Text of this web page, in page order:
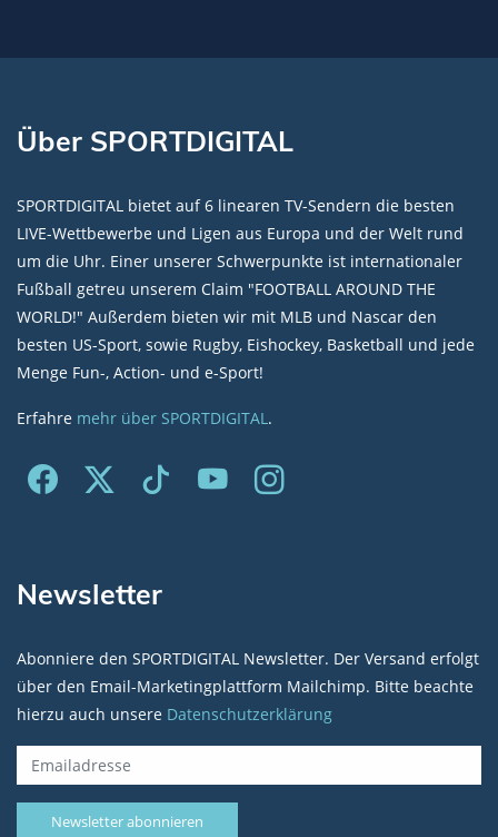
Über SPORTDIGITAL
SPORTDIGITAL bietet auf 6 linearen TV-Sendern die besten
LIVE-Wettbewerbe und Ligen aus Europa und der Welt rund
um die Uhr. Einer unserer Schwerpunkte ist internationaler
Fußball getreu unserem Claim "FOOTBALL AROUND THE
WORLD!" Außerdem bieten wir mit MLB und Nascar den
besten US-Sport, sowie Rugby, Eishockey, Basketball und jede
Menge Fun-, Action- und e-Sport!
Erfahre mehr über SPORTDIGITAL.
Newsletter
Abonniere den SPORTDIGITAL Newsletter. Der Versand erfolgt
über den Email-Marketingplattform Mailchimp. Bitte beachte
hierzu auch unsere Datenschutzerklärung